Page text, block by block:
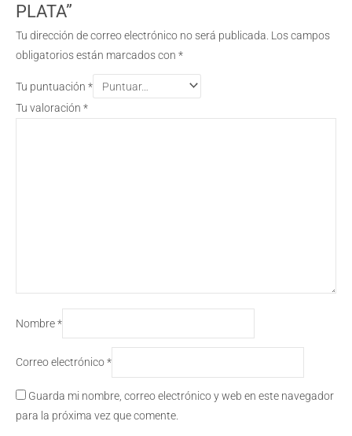
PLATA”
Tu dirección de correo electrónico no será publicada. Los campos
obligatorios están marcados con *
Tu puntuación *
Tu valoración *
Nombre*
Correo electrónico*
Guarda mi nombre, correo electrónico y web en este navegador
para la próxima vez que comente.